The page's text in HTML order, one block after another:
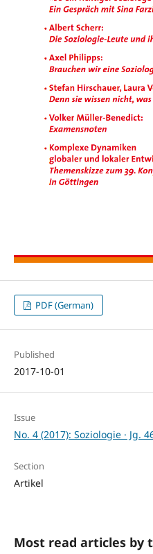
PDF (German)
Published
2017-10-01
Issue
No. 4 (2017): Soziologie · Jg.
Section
Artikel
Most read articles by